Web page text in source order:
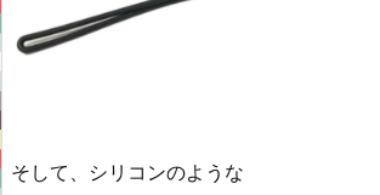
そして、シリコンのような